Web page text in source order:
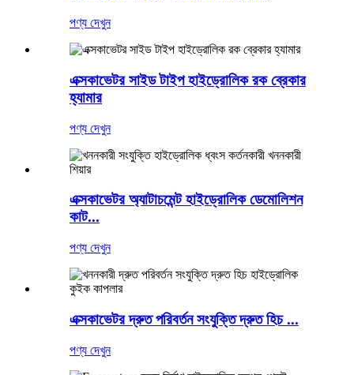
পণ্য দেখুন
এক্সকাভেটর সাইড টাইপ হাইড্রোলিক রক ব্রেকার
হ্যামার
পণ্য দেখুন
এক্সকাভেটর অ্যাটাচমেন্ট হাইড্রোলিক ডেমোলিশন
কাট...
পণ্য দেখুন
এক্সকাভেটর দ্রুত পরিবর্তন সংযুক্তি দ্রুত হিচ ...
পণ্য দেখুন